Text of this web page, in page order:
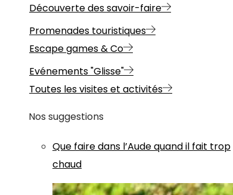
Découverte des savoir-faire
Promenades touristiques
Escape games & Co
Evénements "Glisse"
Toutes les visites et activités
Nos suggestions
Que faire dans l’Aude quand il fait trop
chaud